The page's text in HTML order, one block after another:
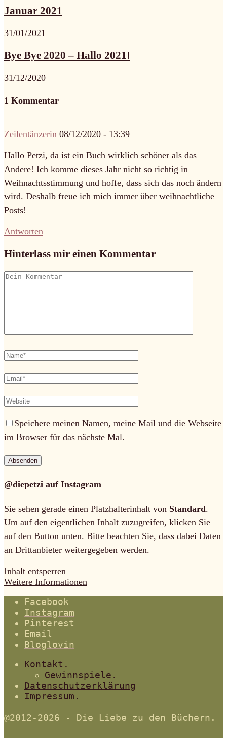
Januar 2021
31/01/2021
Bye Bye 2020 – Hallo 2021!
31/12/2020
1 Kommentar
Zeilentänzerin 08/12/2020 - 13:39
Hallo Petzi, da ist ein Buch wirklich schöner als das
Andere! Ich komme dieses Jahr nicht so richtig in
Weihnachtsstimmung und hoffe, dass sich das noch ändern
wird. Deshalb freue ich mich immer über weihnachtliche
Posts!
Antworten
Hinterlass mir einen Kommentar
Speichere meinen Namen, meine Mail und die Webseite
im Browser für das nächste Mal.
@diepetzi auf Instagram
Sie sehen gerade einen Platzhalterinhalt von Standard.
Um auf den eigentlichen Inhalt zuzugreifen, klicken Sie
auf den Button unten. Bitte beachten Sie, dass dabei Daten
an Drittanbieter weitergegeben werden.
Inhalt entsperren
Weitere Informationen
Facebook
Instagram
Pinterest
Email
Bloglovin
Kontakt.
Gewinnspiele.
Datenschutzerklärung
Impressum.
@2012-2026 - Die Liebe zu den Büchern.